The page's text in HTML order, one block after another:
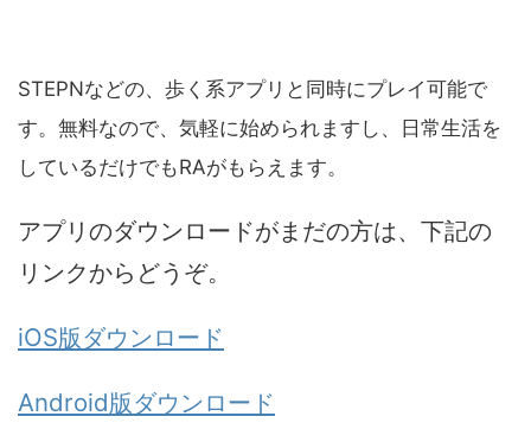
STEPNなどの、歩く系アプリと同時にプレイ可能で
す。無料なので、気軽に始められますし、日常生活を
しているだけでもRAがもらえます。
アプリのダウンロードがまだの方は、下記の
リンクからどうぞ。
iOS版ダウンロード
Android版ダウンロード